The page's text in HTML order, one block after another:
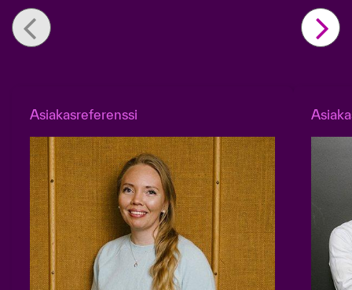
Asiakasreferenssi